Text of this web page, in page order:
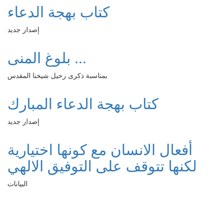
كتاب بهجة الدعاء
إصدار جديد
بلوغ المنى ...
بمناسبة ذكرى رحيل شيخنا المقدس
كتاب بهجة الدعاء المبارك
إصدار جديد
أفعال الانسان مع كونها اختيارية
لكنها تتوقف على التوفيق الالهي
البيانات